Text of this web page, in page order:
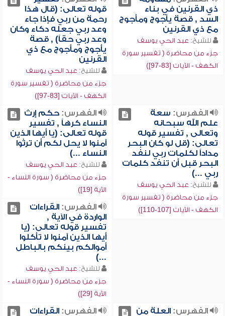
ذي القرنين في بناء
السد , قصة يأجوج ومأجوج
مع ذي القرنين
للشيخ: عبد الحي يوسف
جزء من محاضرة ( تفسير سورة
الكهف - الآيات [83-97])
قوله تعالى: (قال هذا
رحمة من ربي فإذا جاء
وعد ربي جعله دكاء وكان
وعد ربي حقاً) , قصة
يأجوج ومأجوج مع ذي
القرنين
للشيخ: عبد الحي يوسف
جزء من محاضرة ( تفسير سورة
الكهف - الآيات [83-97])
الفهرس: سعة
علم الله سبحانه
وتعالى , تفسير قوله
تعالى: (قل لو كان البحر
مداداً لكلمات ربي لنفد
البحر قبل أن تنفد كلمات
ربي ...)
للشيخ: عبد الحي يوسف
جزء من محاضرة ( تفسير سورة
الكهف - الآيات [107-110])
الفهرس:حكم إرث
النساء كرهاً , تفسير
قوله تعالى: (يا أيها الذين
آمنوا لا يحل لكم أن ترثوا
النساء ...)
للشيخ: عبد الحي يوسف
جزء من محاضرة ( سورة النساء -
الآية [19])
الفهرس:القراءات
الواردة في الآية ,
تفسير قوله تعالى: (يا
أيها الذين آمنوا لا تأكلوا
أموالكم بينكم بالباطل
...)
للشيخ: عبد الحي يوسف
جزء من محاضرة ( سورة النساء -
الآية [29])
الفهرس:العلة من
الفهرس:القراءات